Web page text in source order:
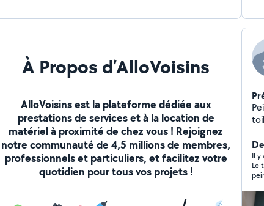
À Propos d’AlloVoisins
AlloVoisins est la plateforme dédiée aux
prestations de services et à la location de
matériel à proximité de chez vous ! Rejoignez
notre communauté de 4,5 millions de membres,
professionnels et particuliers, et facilitez votre
quotidien pour tous vos projets !
Il y
Le top